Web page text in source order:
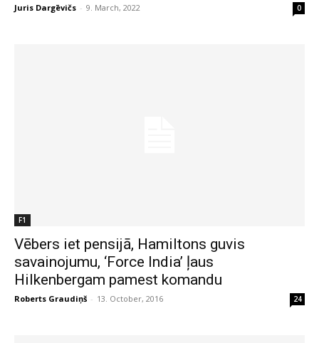
Juris Dargēvičs - 9. March, 2022 0
F1
Vēbers iet pensijā, Hamiltons guvis
savainojumu, ‘Force India’ ļaus
Hilkenbergam pamest komandu
Roberts Graudiņš - 13. October, 2016 24